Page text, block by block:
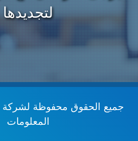
لتجديدها
جميع الحقوق محفوظة لشركة
المعلومات